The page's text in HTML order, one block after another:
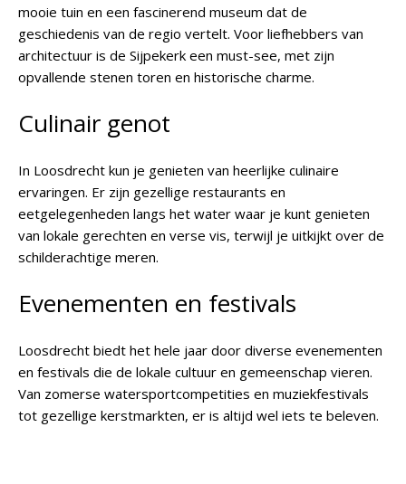
mooie tuin en een fascinerend museum dat de
geschiedenis van de regio vertelt. Voor liefhebbers van
architectuur is de Sijpekerk een must-see, met zijn
opvallende stenen toren en historische charme.
Culinair genot
In Loosdrecht kun je genieten van heerlijke culinaire
ervaringen. Er zijn gezellige restaurants en
eetgelegenheden langs het water waar je kunt genieten
van lokale gerechten en verse vis, terwijl je uitkijkt over de
schilderachtige meren.
Evenementen en festivals
Loosdrecht biedt het hele jaar door diverse evenementen
en festivals die de lokale cultuur en gemeenschap vieren.
Van zomerse watersportcompetities en muziekfestivals
tot gezellige kerstmarkten, er is altijd wel iets te beleven.